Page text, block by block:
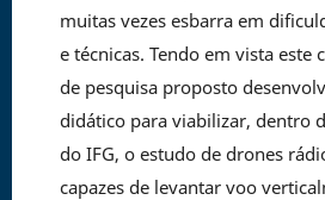
muitas vezes esbarra em
e técnicas. Tendo em vista este
de pesquisa proposto
didático para viabilizar, dentro
do IFG, o estudo de drones
capazes de levantar voo